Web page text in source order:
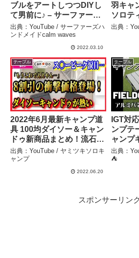
ブルをアートしつつDIYし
て男前に♪ – サーファーズ
ハンドメイドcalm waves
出典：YouTube / サーファーズハ
ンドメイドcalm waves
2022.03.10
羽キャ
ソロテ
キャン
出典：
テーブル
2022年6月最新キャンプ道
具 100均ダイソー＆キャン
ドゥ新商品まとめ！流石に
安すぎ案件勃発。 – ヤミツ
キソロキャンプ
出典：YouTube / ヤミツキソロキ
ャンプ
2022.06.20
テーブル
IGT対
ンプテ
ャンプ
S2-
出典：
⛺
スポンサーリンク